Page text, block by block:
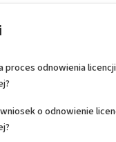
proces odnowienia licencji
o odnowienie